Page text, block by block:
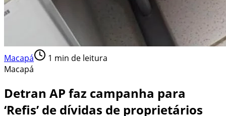
Macapá 1 min de leitura
Macapá
Detran AP faz campanha para
‘Refis’ de dívidas de proprietários